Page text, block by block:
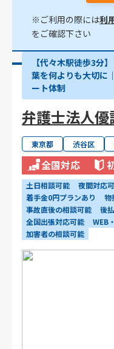
※ご利用の際には利
をご確認下さい
【代々木駅徒歩3分
葉を何よりも大切に
ート体制
弁護士法人
東京都 渋谷区
全国対応
土日相談可能 夜間対応
着手金0円プランあり
物
事故直後の相談可能
後
全国出張対応可能
WEB
加害者の相談可能